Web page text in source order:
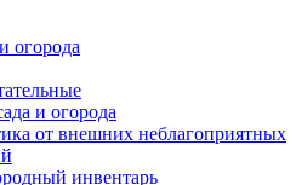
огорода
и огорода
от внешних неблагоприятных
инвентарь